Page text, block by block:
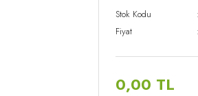
Stok Kodu
Fiyat
0,00 TL